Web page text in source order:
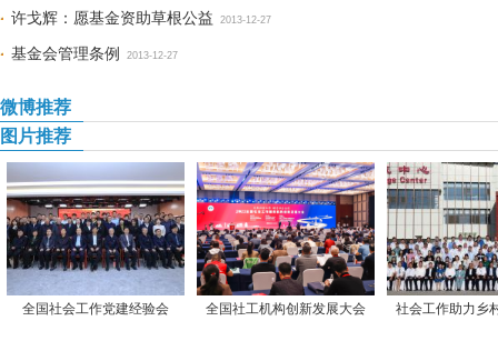
许戈辉：愿基金资助草根公益 2013-12-27
基金会管理条例 2013-12-27
微博推荐
图片推荐
全国社会工作党建经验会 全国社工机构创新发展大会 社会工作助力乡